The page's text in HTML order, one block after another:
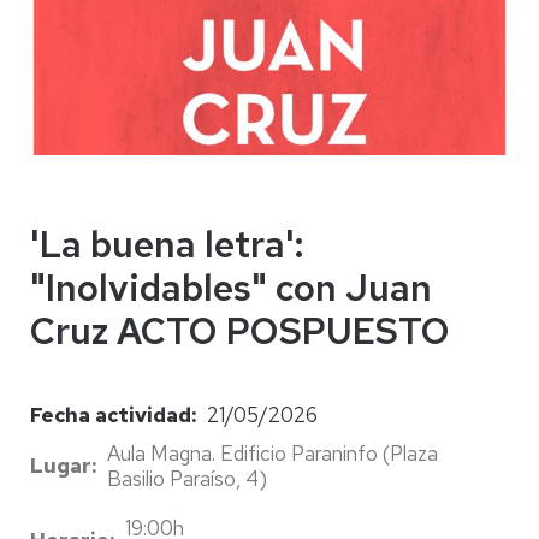
'La buena letra':
"Inolvidables" con Juan
Cruz ACTO POSPUESTO
Fecha actividad
21/05/2026
Lugar
Aula Magna. Edificio Paraninfo (Plaza
Basilio Paraíso, 4)
19:00h